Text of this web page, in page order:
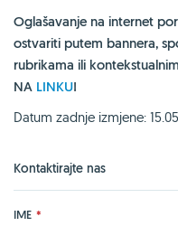
Oglašavanje na internet
ostvariti putem bannera,
rubrikama ili
NA LINKU!
Datum zadnje izmjene:
Kontaktirajte nas
IME *